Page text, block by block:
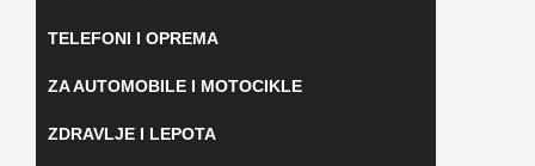
TELEFONI I OPREMA
ZA AUTOMOBILE I MOTOCIKLE
ZDRAVLJE I LEPOTA